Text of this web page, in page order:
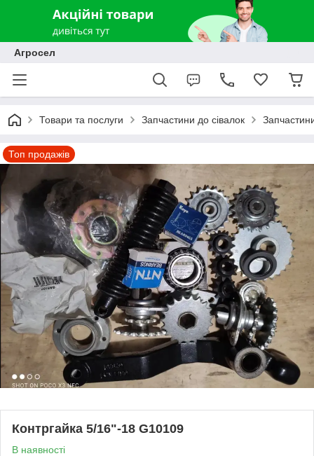
Агросел
Товари та послуги Запчастини до сівалок
Топ продажів
Контргайка 5/16"-18 G10109
В наявності